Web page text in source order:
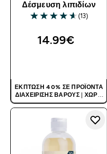
Δέσμευση λιπιδίων
4.62 out of 5 stars
(13)
14.99€‎
ΈΚΠΤΩΣΗ 40% ΣΕ ΠΡΟΪΌΝΤΑ
ΔΙΑΧΕΊΡΙΣΗΣ ΒΆΡΟΥΣ| ΧΩΡΊΣ
ΚΩΔΙΚΌ